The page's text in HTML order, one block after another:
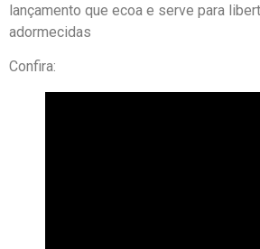
lançamento que ecoa e serve para
adormecidas
Confira: